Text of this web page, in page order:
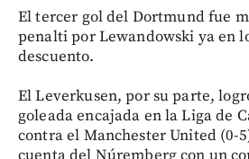
El tercer gol del Dortmund fue
penalti por Lewandowski ya en
descuento.
El Leverkusen, por su parte,
goleada encajada en la Liga de
contra el Manchester United (0-
cuenta del Núremberg con un